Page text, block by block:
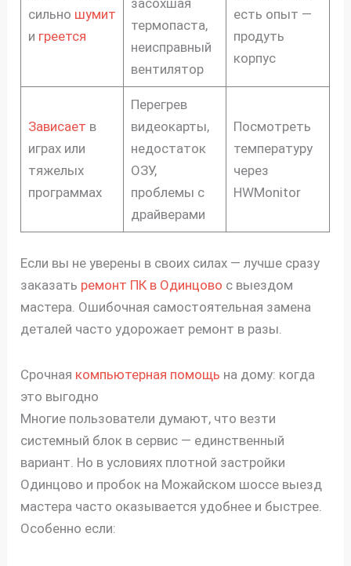
сильно шумит
и греется
термопаста,
неисправный
вентилятор
есть опыт —
продуть
корпус
Зависает в
играх или
тяжелых
программах
Перегрев
видеокарты,
недостаток
ОЗУ,
проблемы с
драйверами
Посмотреть
температуру
через
HWMonitor
Если вы не уверены в своих силах — лучше сразу
заказать ремонт ПК в Одинцово с выездом
мастера. Ошибочная самостоятельная замена
деталей часто удорожает ремонт в разы.
Срочная компьютерная помощь на дому: когда
это выгодно
Многие пользователи думают, что везти
системный блок в сервис — единственный
вариант. Но в условиях плотной застройки
Одинцово и пробок на Можайском шоссе выезд
мастера часто оказывается удобнее и быстрее.
Особенно если: